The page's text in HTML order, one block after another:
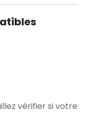
vérifier si votre